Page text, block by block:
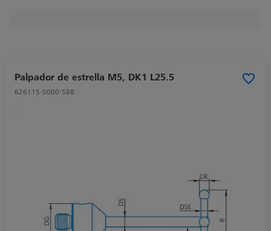
Palpador de estrella M5, DK1 L25.5
626115-5000-588